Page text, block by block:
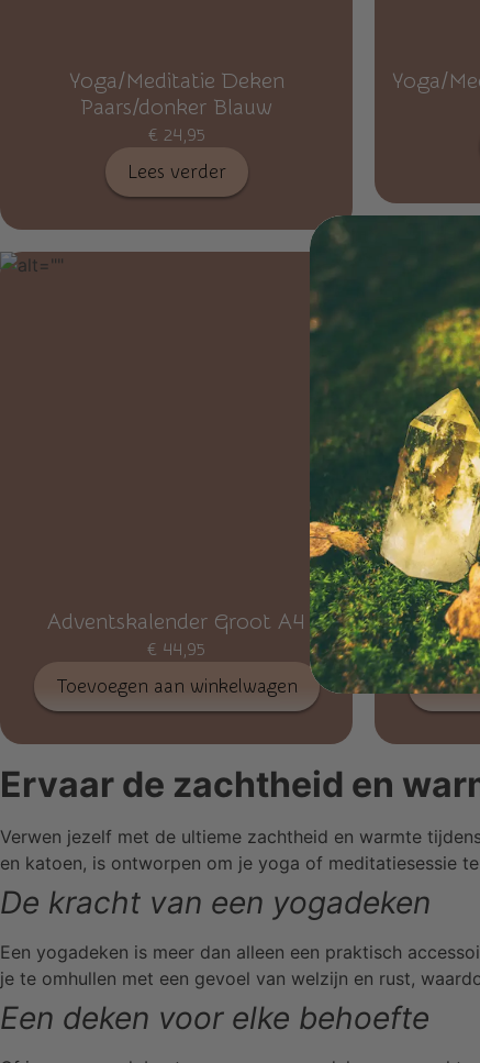
Yoga/Meditatie Deken
Paars/donker Blauw
€ 24,95
Lees verder
Yoga/
Adventskalender Groot A4
€ 44,95
Toevoegen aan winkelwagen
Ervaar de zachtheid en
Verwen jezelf met de ultieme zachtheid en warmte
en katoen, is ontworpen om je yoga of meditatiesessie
De kracht van een yogadeken
Een yogadeken is meer dan alleen een praktisch
je te omhullen met een gevoel van welzijn en rust,
Een deken voor elke behoefte